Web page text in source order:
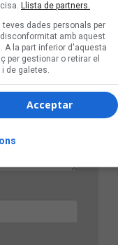
Llista de partners.
dades personals per
amb aquest
la part inferior d'aquesta
per gestionar o retirar el
de galetes.
Acceptar